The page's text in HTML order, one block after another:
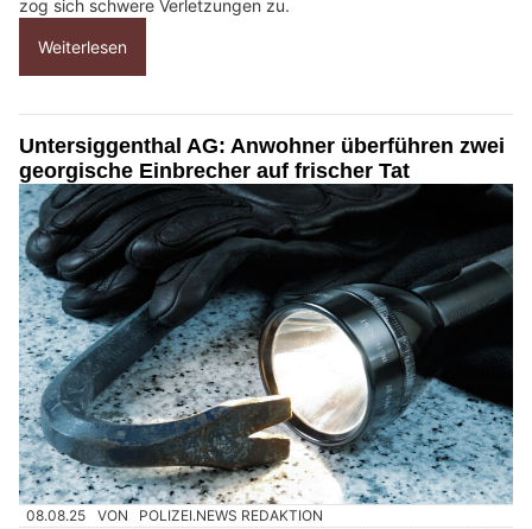
zog sich schwere Verletzungen zu.
Weiterlesen
Untersiggenthal AG: Anwohner überführen zwei
georgische Einbrecher auf frischer Tat
08.08.25 VON POLIZEI.NEWS REDAKTION